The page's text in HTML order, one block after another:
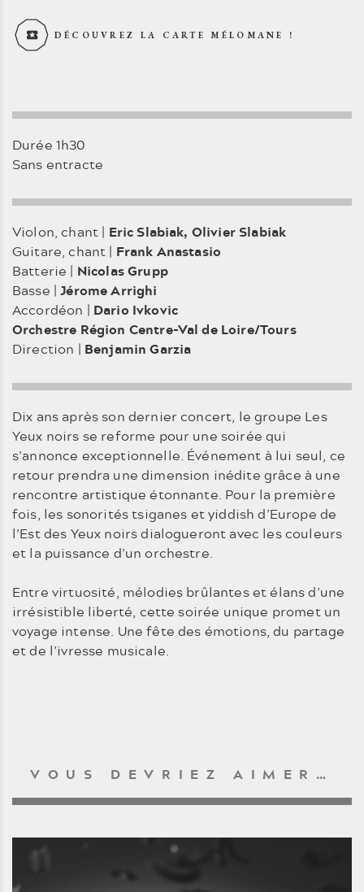
DÉCOUVREZ LA CARTE MÉLOMANE !
Durée 1h30
Sans entracte
Violon, chant | Eric Slabiak, Olivier Slabiak
Guitare, chant | Frank Anastasio
Batterie | Nicolas Grupp
Basse |Jérome Arrighi
Accordéon | Dario Ivkovic
Orchestre Région Centre-Val de Loire/Tours
Direction | Benjamin Garzia
Dix ans après son dernier concert, le groupe Les
Yeux noirs se reforme pour une soirée qui
s’annonce exceptionnelle. Événement à lui seul, ce
retour prendra une dimension inédite grâce à une
rencontre artistique étonnante. Pour la première
fois, les sonorités tsiganes et yiddish d’Europe de
l’Est des Yeux noirs dialogueront avec les couleurs
et la puissance d’un orchestre.
Entre virtuosité, mélodies brûlantes et élans d’une
irrésistible liberté, cette soirée unique promet un
voyage intense. Une fête des émotions, du partage
et de l’ivresse musicale.
VOUS DEVRIEZ AIMER…